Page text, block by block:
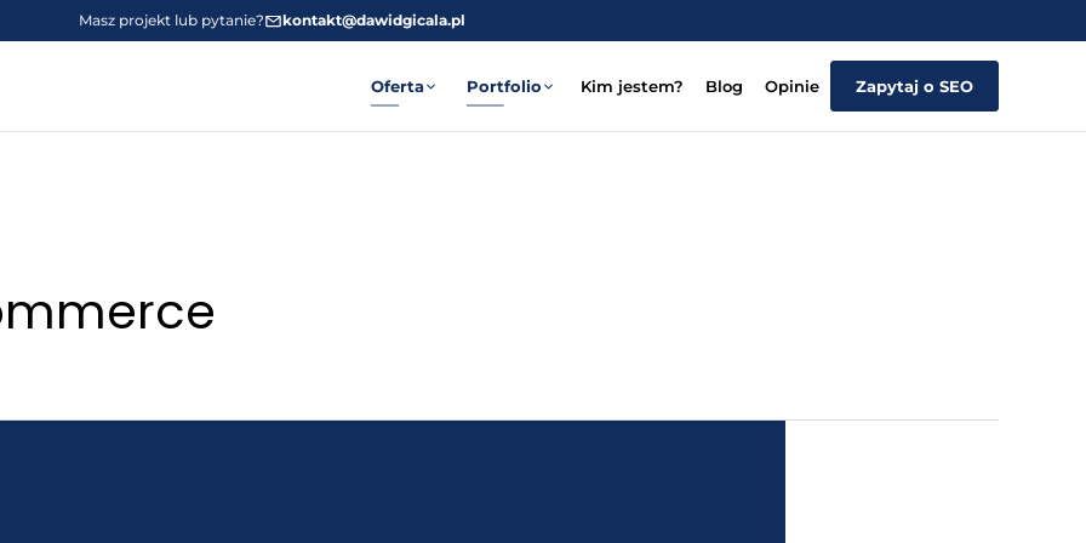
Masz projekt lub pytanie? kontakt@dawidgicala.pl
Oferta Portfolio Kim jestem? Blog Opinie Zapytaj o SEO